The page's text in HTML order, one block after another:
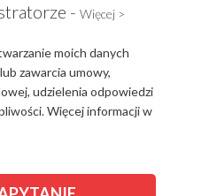
- Więcej >
moich danych
zawarcia umowy,
udzielenia odpowiedzi
Więcej informacji w